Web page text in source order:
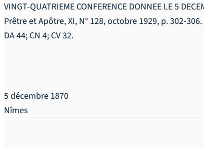
VINGT-QUATRIEME CONFERENCE DONNEE LE 5
Prêtre et Apôtre, XI, N° 128, octobre 1929, p. 302-306.
DA 44; CN 4; CV 32.
5 décembre 1870
Nîmes